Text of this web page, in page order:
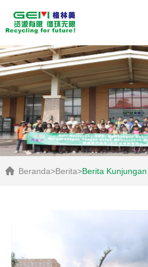
Beranda>Berita>Berita Kunjungan